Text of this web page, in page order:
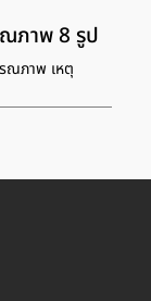
ภาพ 8 รูป
ณภาพ เหตุ